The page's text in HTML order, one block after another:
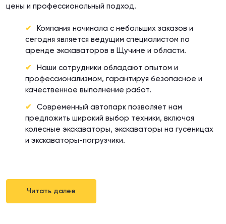
цены и профессиональный подход.
Компания начинала с небольших заказов и
сегодня является ведущим специалистом по
аренде экскаваторов в Щучине и области.
Наши сотрудники обладают опытом и
профессионализмом, гарантируя безопасное и
качественное выполнение работ.
Современный автопарк позволяет нам
предложить широкий выбор техники, включая
колесные экскаваторы, экскаваторы на гусеницах
и экскаваторы-погрузчики.
Читать далее